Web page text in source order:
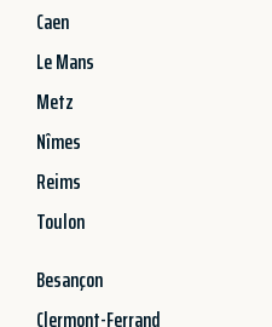
Caen
Le Mans
Metz
Nîmes
Reims
Toulon
Besançon
Clermont-Ferrand